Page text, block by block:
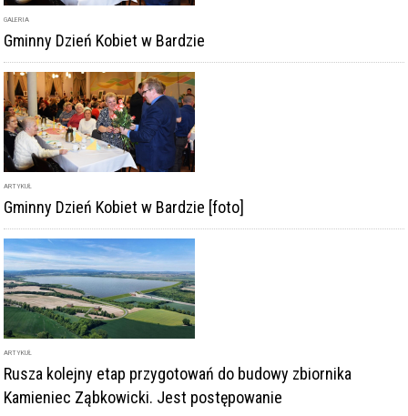
GALERIA
Gminny Dzień Kobiet w Bardzie
ARTYKUŁ
Gminny Dzień Kobiet w Bardzie [foto]
ARTYKUŁ
Rusza kolejny etap przygotowań do budowy zbiornika
Kamieniec Ząbkowicki. Jest postępowanie